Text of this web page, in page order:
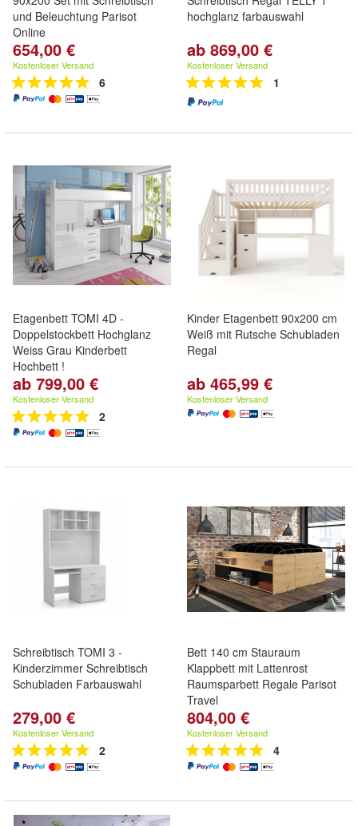
und Beleuchtung Parisot
Online
654,00 €
Kostenloser Versand
6
hochglanz farbauswahl
ab 869,00 €
Kostenloser Versand
1
Etagenbett TOMI 4D -
Doppelstockbett Hochglanz
Weiss Grau Kinderbett
Hochbett !
ab 799,00 €
Kostenloser Versand
2
Kinder Etagenbett 90x200 cm
Weiß mit Rutsche Schubladen
Regal
ab 465,99 €
Kostenloser Versand
Schreibtisch TOMI 3 -
Kinderzimmer Schreibtisch
Schubladen Farbauswahl
279,00 €
Kostenloser Versand
2
Bett 140 cm Stauraum
Klappbett mit Lattenrost
Raumsparbett Regale Parisot
Travel
804,00 €
Kostenloser Versand
4